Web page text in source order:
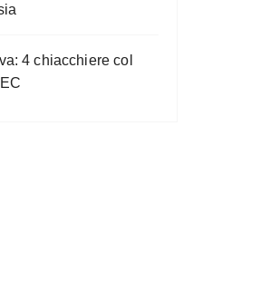
4 chiacchiere col